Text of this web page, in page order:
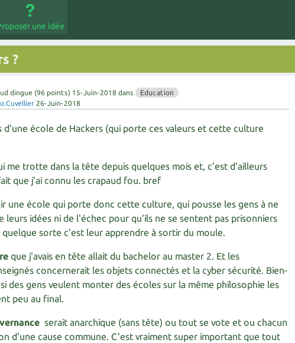
une idée
?
dingue (96 points) 15-Juin-2018 dans
Education
26-Juin-2018
d'une école de Hackers (qui porte ces valeurs et cette culture
me trotte dans la tête depuis quelques mois et, c'est d'ailleurs
que j'ai connu les crapaud fou. bref
une école qui porte donc cette culture, qui pousse les gens à ne
leurs idées ni de l'échec pour qu'ils ne se sentent pas prisonniers
quelque sorte c'est leur apprendre à sortir du moule.
que j'avais en tête allait du bachelor au master 2. Et les
concernerait les objets connectés et la cyber sécurité. Bien-
des gens veulent monter des écoles sur la même philosophie les
peu au final.
serait anarchique (sans tête) ou tout se vote et ou chacun
d'une cause commune. C'est vraiment super important que tout